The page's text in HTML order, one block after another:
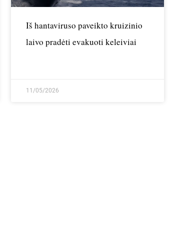
Iš hantaviruso paveikto kruizinio
laivo pradėti evakuoti keleiviai
11/05/2026